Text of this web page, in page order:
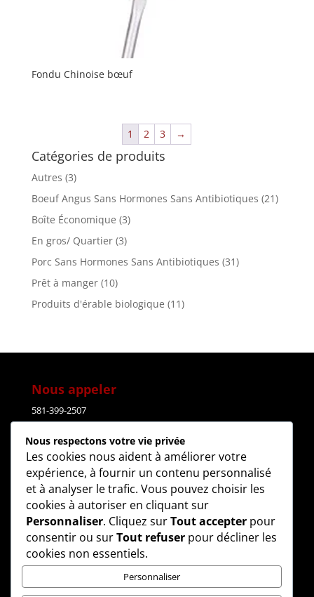
Fondu Chinoise bœuf
1 2 3 →
Catégories de produits
Autres (3)
Boeuf Angus Sans Hormones Sans Antibiotiques (21)
Boîte Économique (3)
En gros/ Quartier (3)
Porc Sans Hormones Sans Antibiotiques (31)
Prêt à manger (10)
Produits d'érable biologique (11)
Nous appeler
581-399-2507
Courriel
lesdelicesdudomaine@gmail.com
Adresse
4508,Route 112
East-Broughton(Québec)G0N 1G0
Nous respectons votre vie privée
Les cookies nous aident à améliorer votre
expérience, à fournir un contenu personnalisé
et à analyser le trafic. Vous pouvez choisir les
cookies à autoriser en cliquant sur
Personnaliser. Cliquez surTout accepter pour
consentir ou surTout refuser pour décliner les
cookies non essentiels.
Personnaliser